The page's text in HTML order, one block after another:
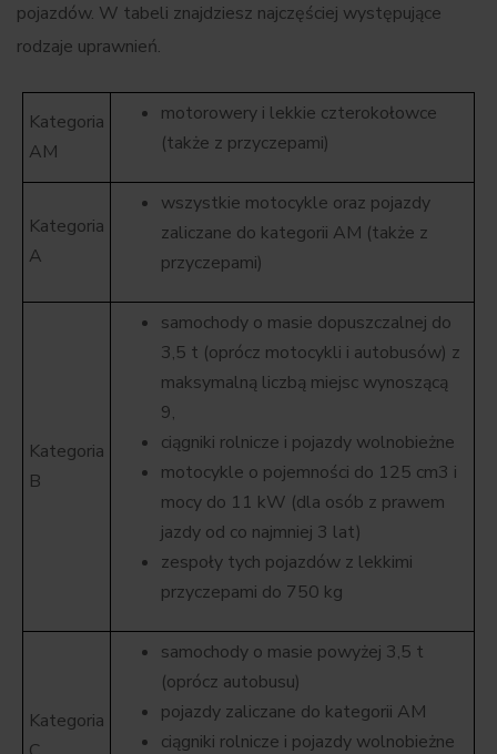
pojazdów. W tabeli znajdziesz najczęściej występujące
rodzaje uprawnień.
Kategoria
AM
motorowery i lekkie czterokołowce
(także z przyczepami)
Kategoria
A
wszystkie motocykle oraz pojazdy
zaliczane do kategorii AM (także z
przyczepami)
Kategoria
B
samochody o masie dopuszczalnej do
3,5 t (oprócz motocykli i autobusów) z
maksymalną liczbą miejsc wynoszącą
9,
ciągniki rolnicze i pojazdy wolnobieżne
motocykle o pojemności do 125 cm3 i
mocy do 11 kW (dla osób z prawem
jazdy od co najmniej 3 lat)
zespoły tych pojazdów z lekkimi
przyczepami do 750 kg
Kategoria
samochody o masie powyżej 3,5 t
(oprócz autobusu)
pojazdy zaliczane do kategorii AM
ciągniki rolnicze i pojazdy wolnobieżne